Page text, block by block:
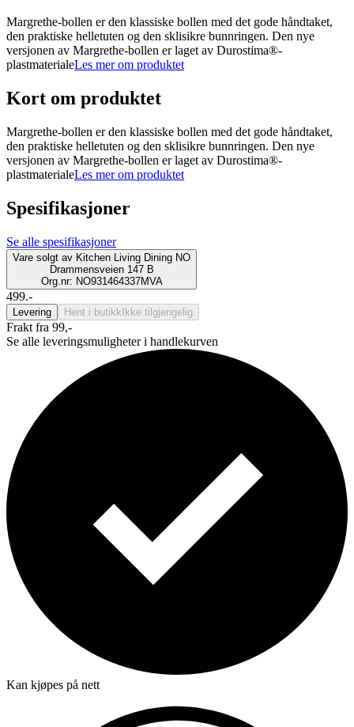
Margrethe-bollen er den klassiske bollen med det gode håndtaket,
den praktiske helletuten og den sklisikre bunnringen. Den nye
versjonen av Margrethe-bollen er laget av Durostima®-
plastmaterialeLes mer om produktet
Kort om produktet
Margrethe-bollen er den klassiske bollen med det gode håndtaket,
den praktiske helletuten og den sklisikre bunnringen. Den nye
versjonen av Margrethe-bollen er laget av Durostima®-
plastmaterialeLes mer om produktet
Spesifikasjoner
Se alle spesifikasjoner
Vare solgt av Kitchen Living Dining NO
Drammensveien 147 B
Org.nr: NO931464337MVA
499.-
Levering Hent i butikk Ikke tilgjengelig
Frakt fra 99,-
Se alle leveringsmuligheter i handlekurven
Kan kjøpes på nett